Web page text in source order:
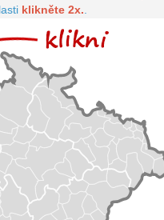
klikněte 2x.